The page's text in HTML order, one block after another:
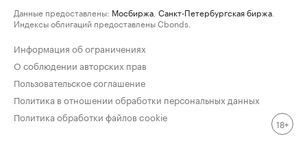
Данные предоставлены: Мосбиржа Санкт-Петербургская биржа
Индексы облигаций предоставлены Cbonds.
Информация об ограничениях
О соблюдении авторских прав
Пользовательское соглашение
Политика в отношении обработки персональных данных
Политика обработки файлов cookie
18+